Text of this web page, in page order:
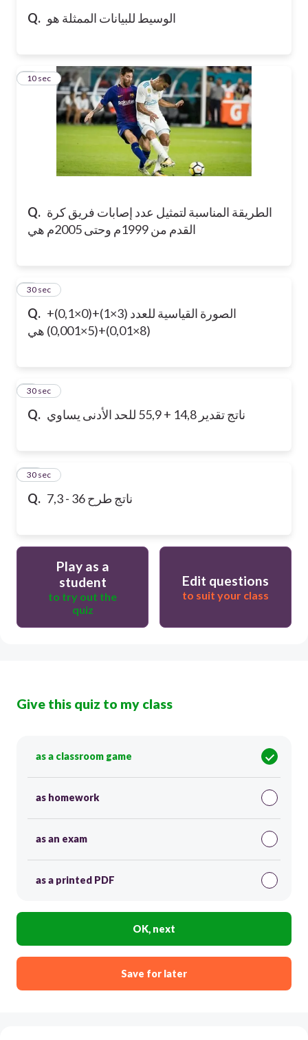
Q. الوسيط للبيانات الممثلة هو
Q. الطريقة المناسبة لتمثيل عدد إصابات فريق كرة
القدم من 1999م وحتى 2005م هي
710 sec
Q. الصورة القياسية للعدد (3×1)+(0×0,1)+
(8×0,01)+(5×0,001) هي
8
30 sec
Q. ناتج تقدير 14,8 + 55,9 للحد الأدنى يساوي
9
30 sec
Q. ناتج طرح 36 - 7,3
10
30 sec
Play as a
student
to try out the
quiz
Edit questions
to suit your class
Give this quiz to my class
as a classroom game
as homework
as an exam
as a printed PDF
OK, next
Save for later